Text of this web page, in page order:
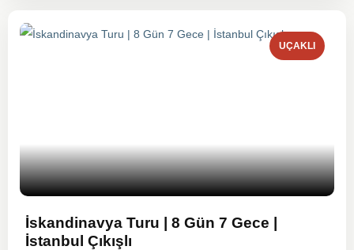
UÇAKLI
İskandinavya Turu | 8 Gün 7 Gece |
İstanbul Çıkışlı